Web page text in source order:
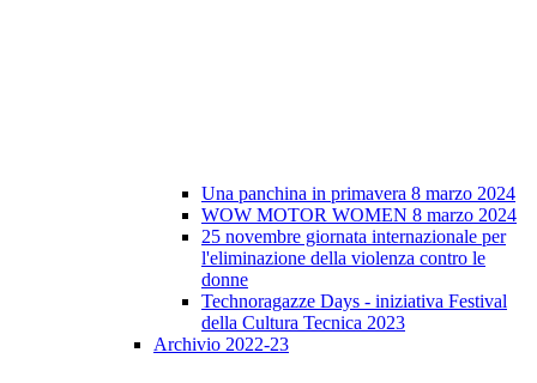
Una panchina in primavera 8 marzo 2024
WOW MOTOR WOMEN 8 marzo 2024
25 novembre giornata internazionale per
l'eliminazione della violenza contro le
donne
Technoragazze Days - iniziativa Festival
della Cultura Tecnica 2023
Archivio 2022-23